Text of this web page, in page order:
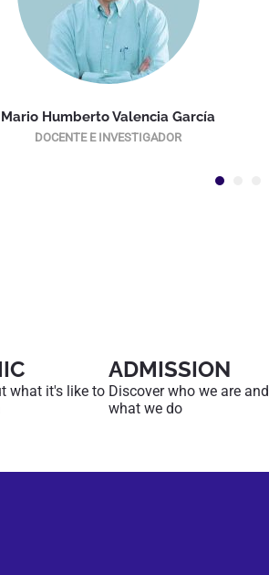
Mario Humberto Valencia García
DOCENTE E INVESTIGADOR
what it's like to
ADMISSION
Discover who we are and
what we do